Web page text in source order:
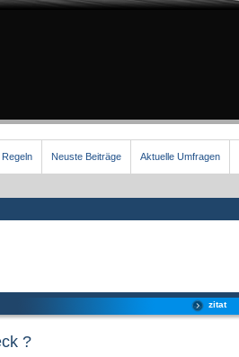
Regeln Neuste Beiträge Aktuelle Umfragen
zitat
?